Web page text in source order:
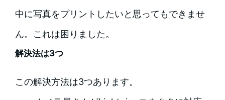
中に写真をプリントしたいと思ってもできませ
ん。これは困りました。
解決法は3つ
この解決方法は3つあります。